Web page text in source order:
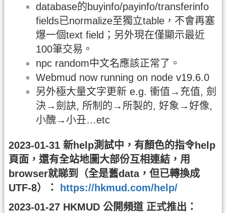
database的buyinfo/payinfo/transferinfo
fields已normalize至獨立table，不會再塞
爆一個text field；另外現在僅顯示最近
100筆交易。
npc random中文名應該正常了。
Webmud now running on node v19.6.0
另外極大量文字更新 e.g. 衝值→充值, 劍
決→劍訣, 所制的→所製的, 好象→好像,
小醜→小丑…etc
2023-01-31 新help測試中，有顏色的指令help
頁面，還有全站地圖大部份互相連結，用
browser就睇到（全是舊data，但已轉換成
UTF-8）：
https://hkmud.com/help/
2023-01-27 HKMUD 公開頻道 正式推出：